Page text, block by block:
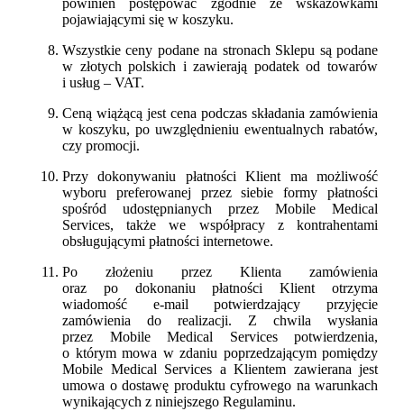
powinien postępować zgodnie ze wskazówkami
pojawiającymi się w koszyku.
Wszystkie ceny podane na stronach Sklepu są podane
w złotych polskich i zawierają podatek od towarów
i usług – VAT.
Ceną wiążącą jest cena podczas składania zamówienia
w koszyku, po uwzględnieniu ewentualnych rabatów,
czy promocji.
Przy dokonywaniu płatności Klient ma możliwość
wyboru preferowanej przez siebie formy płatności
spośród udostępnianych przez Mobile Medical
Services, także we współpracy z kontrahentami
obsługującymi płatności internetowe.
Po złożeniu przez Klienta zamówienia
oraz po dokonaniu płatności Klient otrzyma
wiadomość e-mail potwierdzający przyjęcie
zamówienia do realizacji. Z chwila wysłania
przez Mobile Medical Services potwierdzenia,
o którym mowa w zdaniu poprzedzającym pomiędzy
Mobile Medical Services a Klientem zawierana jest
umowa o dostawę produktu cyfrowego na warunkach
wynikających z niniejszego Regulaminu.